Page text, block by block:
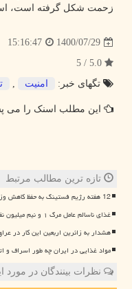
زحمت شکل گرفته است،
1400/07/29
15:16:47
تگهای خبر:
امنیت ,
این مطلب اسنک را می
تازه ترین مطالب مرتبط
12 هفته رژیم فستینگ به حفظ کاهش وزن در یک سال بعد کمک نماید
غذای ناسالم عامل مرگ ۱ و نیم میلیون نفر در جهان
هشدار به زائرین اربعین این کار در عراق ۲ سال حبس
مواد غذایی در ایران چه طور اسراف و
نظرات بینندگان در